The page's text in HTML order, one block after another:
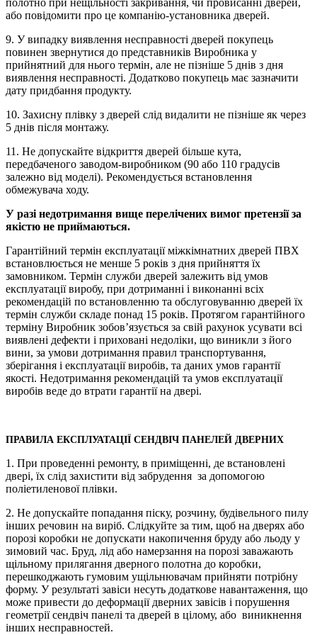
полотно при нещільності закривання, чи провисанні дверей,
або повідомити про це компанію-установника дверей.
9. У випадку виявлення несправності дверей покупець
повинен звернутися до представників Виробника у
прийнятний для нього термін, але не пізніше 5 днів з дня
виявлення несправності. Додатково покупець має зазначити
дату придбання продукту.
10. Захисну плівку з дверей слід видалити не пізніше як через
5 днів після монтажу.
11. Не допускайте відкриття дверей більше кута,
передбаченого заводом-виробником (90 або 110 градусів
залежно від моделі). Рекомендується встановлення
обмежувача ходу.
У разі недотримання вище перелічених вимог претензії за
якістю не приймаються.
Гарантійний термін експлуатації міжкімнатних дверей ПВХ
встановлюється не менше 5 років з дня прийняття їх
замовником. Термін служби дверей залежить від умов
експлуатації виробу, при дотриманні і виконанні всіх
рекомендацій по встановленню та обслуговуванню дверей їх
термін служби складе понад 15 років. Протягом гарантійного
терміну Виробник зобов’язується за свій рахунок усувати всі
виявлені дефекти і приховані недоліки, що виникли з його
вини, за умови дотримання правил транспортування,
зберігання і експлуатації виробів, та даних умов гарантії
якості. Недотримання рекомендацій та умов експлуатації
виробів веде до втрати гарантії на двері.
ПРАВИЛА ЕКСПЛУАТАЦІЇ СЕНДВІЧ ПАНЕЛЕЙ ДВЕРНИХ
1. При проведенні ремонту, в приміщенні, де встановлені
двері, їх слід захистити від забрудення за допомогою
поліетиленової плівки.
2. Не допускайте попадання піску, розчину, будівельного пилу
інших речовин на виріб. Слідкуйте за тим, щоб на дверях або
порозі коробки не допускати накопичення бруду або льоду у
зимовий час. Бруд, лід або намерзання на порозі заважають
щільному прилягання дверного полотна до коробки,
перешкоджають гумовим ущільнювачам прийняти потрібну
форму. У результаті завіси несуть додаткове навантаження, що
може привести до деформації дверних завісів і порушення
геометрії сендвіч панелі та дверей в цілому, або виникнення
інших несправностей.